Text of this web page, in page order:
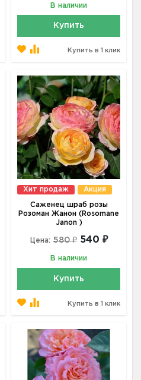
В наличии
Купить
Купить в 1 клик
Хит продаж Акция
Саженец шраб розы
Розоман Жанон (Rosomane
Janon )
Цена: 580 ₽ 540 ₽
В наличии
Купить
Купить в 1 клик